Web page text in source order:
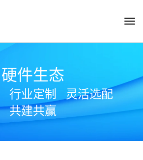
硬件生态
行业定制
灵活选配
共建共赢